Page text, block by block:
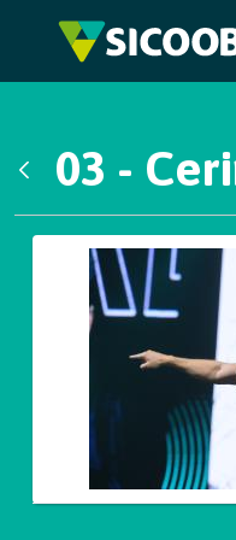
Pular para o Conteúdo
03 -
Galeria de Mídias